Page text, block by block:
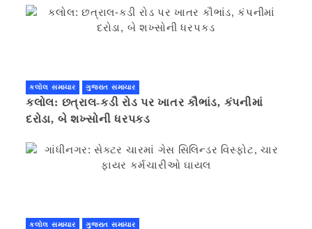
કલોલ સમાચાર ગુજરાત સમાચાર
કલોલ: છત્રાલ-કડી રોડ પર ખાતર કૌભાંડ, કંપનીમાં
દરોડા, બે શખ્સોની ધરપકડ
કલોલ સમાચાર ગુજરાત સમાચાર